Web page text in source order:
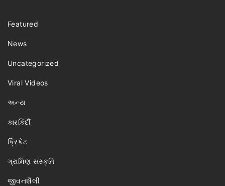
Featured
News
Uncategorized
Viral Videos
અન્ય
કારકિર્દી
ક્રિકેટ
ગ્રામિણ સંસ્કૃતિ
જીવનશૈલી